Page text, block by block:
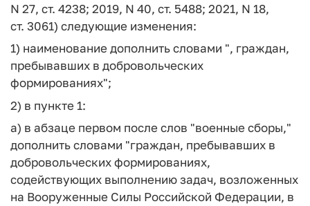
N 27, ст. 4238; 2019, N 40, ст. 5488; 2021, N 18,
ст. 3061) следующие изменения:
1) наименование дополнить словами ", граждан,
пребывавших в добровольческих
формированиях";
2) в пункте 1:
а) в абзаце первом после слов "военные сборы,"
дополнить словами "граждан, пребывавших в
добровольческих формированиях,
содействующих выполнению задач, возложенных
на Вооруженные Силы Российской Федерации, в